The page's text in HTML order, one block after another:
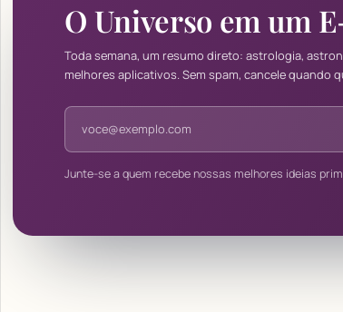
O Universo em um
Toda semana, um resumo direto: astrologia,
melhores aplicativos. Sem spam, cancele quando
Endereço de e-mail
Junte-se a quem recebe nossas melhores ideias